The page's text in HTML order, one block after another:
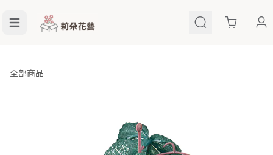
Cart
全部商品